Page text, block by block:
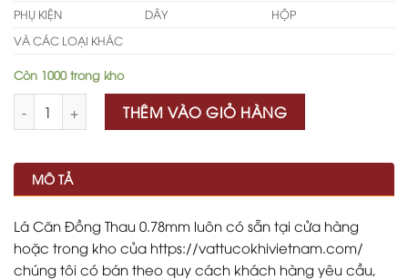
PHỤ KIỆN
DÂY
HỘP
VÀ CÁC LOẠI KHÁC
Còn 1000 trong kho
THÊM VÀO GIỎ HÀNG
MÔ TẢ
Lá Căn Đồng Thau 0.78mm luôn có sẵn tại cửa hàng
hoặc trong kho của https://vattucokhivietnam.com/
chúng tôi có bán theo quy cách khách hàng yêu cầu,